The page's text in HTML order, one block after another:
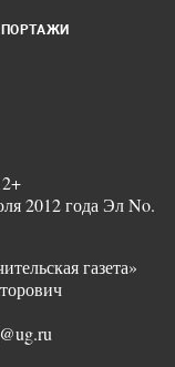
2012 года Эл No.
газета»